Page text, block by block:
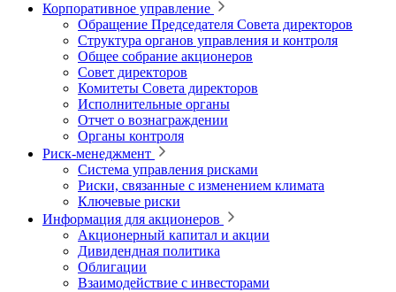
Корпоративное управление
Обращение Председателя Совета директоров
Структура органов управления и контроля
Общее собрание акционеров
Совет директоров
Комитеты Совета директоров
Исполнительные органы
Отчет о вознаграждении
Органы контроля
Риск-менеджмент
Система управления рисками
Риски, связанные с изменением климата
Ключевые риски
Информация для акционеров
Акционерный капитал и акции
Дивидендная политика
Облигации
Взаимодействие с инвесторами